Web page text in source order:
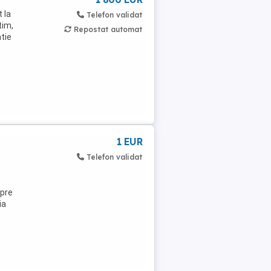
la
Telefon validat
Repostat automat
1 EUR
Telefon validat